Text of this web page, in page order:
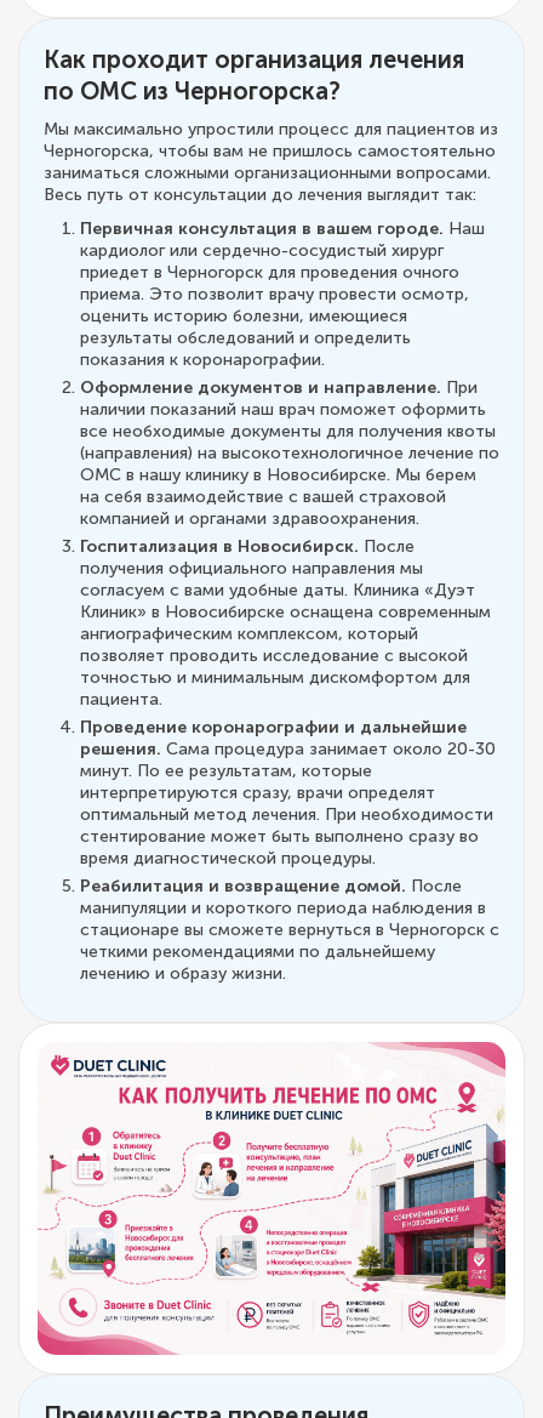
Как проходит организация лечения
по ОМС из Черногорска?
Мы максимально упростили процесс для пациентов из
Черногорска, чтобы вам не пришлось самостоятельно
заниматься сложными организационными вопросами.
Весь путь от консультации до лечения выглядит так:
Первичная консультация в вашем городе. Наш
кардиолог или сердечно-сосудистый хирург
приедет в Черногорск для проведения очного
приема. Это позволит врачу провести осмотр,
оценить историю болезни, имеющиеся
результаты обследований и определить
показания к коронарографии.
Оформление документов и направление. При
наличии показаний наш врач поможет оформить
все необходимые документы для получения квоты
(направления) на высокотехнологичное лечение по
ОМС в нашу клинику в Новосибирске. Мы берем
на себя взаимодействие с вашей страховой
компанией и органами здравоохранения.
Госпитализация в Новосибирск. После
получения официального направления мы
согласуем с вами удобные даты. Клиника «Дуэт
Клиник» в Новосибирске оснащена современным
ангиографическим комплексом, который
позволяет проводить исследование с высокой
точностью и минимальным дискомфортом для
пациента.
Проведение коронарографии и дальнейшие
решения. Сама процедура занимает около 20-30
минут. По ее результатам, которые
интерпретируются сразу, врачи определят
оптимальный метод лечения. При необходимости
стентирование может быть выполнено сразу во
время диагностической процедуры.
Реабилитация и возвращение домой. После
манипуляции и короткого периода наблюдения в
стационаре вы сможете вернуться в Черногорск с
четкими рекомендациями по дальнейшему
лечению и образу жизни.